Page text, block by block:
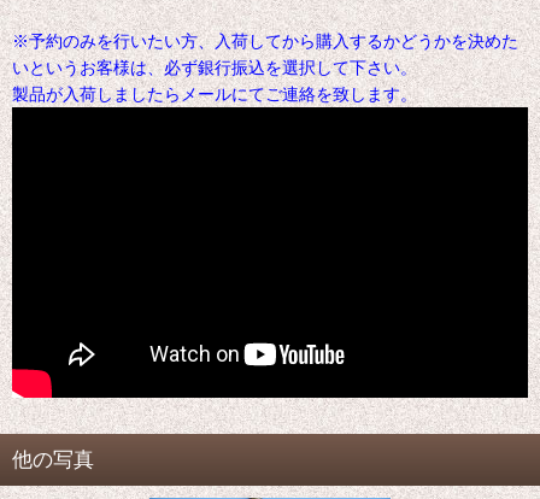
※予約のみを行いたい方、入荷してから購入するかどうかを決めた
いというお客様は、必ず銀行振込を選択して下さい。
製品が入荷しましたらメールにてご連絡を致します。
他の写真